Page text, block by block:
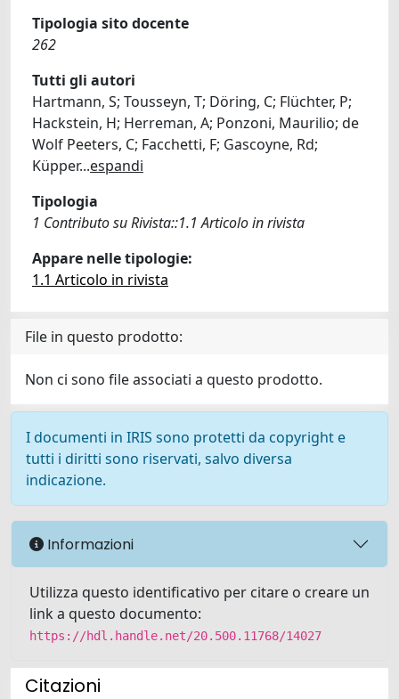
Tipologia sito docente
262
Tutti gli autori
Hartmann, S; Tousseyn, T; Döring, C; Flüchter, P;
Hackstein, H; Herreman, A; Ponzoni, Maurilio; de
Wolf Peeters, C; Facchetti, F; Gascoyne, Rd;
Küpper...espandi
Tipologia
1 Contributo su Rivista::1.1 Articolo in rivista
Appare nelle tipologie:
1.1 Articolo in rivista
File in questo prodotto:
Non ci sono file associati a questo prodotto.
I documenti in IRIS sono protetti da copyright e
tutti i diritti sono riservati, salvo diversa
indicazione.
Informazioni
Utilizza questo identificativo per citare o creare un
link a questo documento:
https://hdl.handle.net/20.500.11768/14027
Citazioni